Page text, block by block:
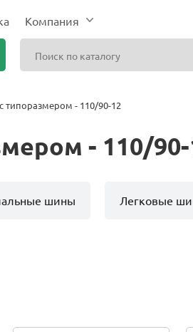
Компания
типоразмером - 110/90-12
- 110/90-
шины Легковые